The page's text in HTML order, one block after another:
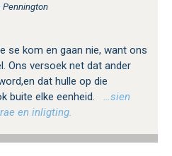
Pennington
se kom en gaan nie, want ons
Ons versoek net dat ander
dat hulle op die
buite elke eenheid.
…sien
en inligting.